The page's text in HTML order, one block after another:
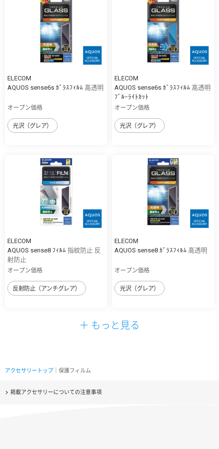
ELECOM
AQUOS sense6s ｶﾞﾗｽﾌｨﾙﾑ 高透明
オープン価格
光沢（グレア）
ELECOM
AQUOS sense6s ｶﾞﾗｽﾌｨﾙﾑ 高透明
ﾌﾞﾙｰﾗｲﾄｶｯﾄ
オープン価格
光沢（グレア）
ELECOM
AQUOS sense8 ﾌｨﾙﾑ 指紋防止 反
射防止
オープン価格
反射防止（アンチグレア）
ELECOM
AQUOS sense8 ｶﾞﾗｽﾌｨﾙﾑ 高透明
オープン価格
光沢（グレア）
＋ もっと見る
アクセサリートップ ｜保護フィルム
掲載アクセサリーについての注意事項